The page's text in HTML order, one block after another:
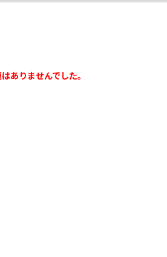
ありませんでした。